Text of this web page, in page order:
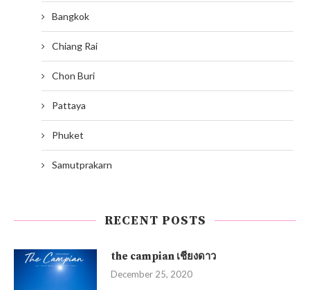
Bangkok
Chiang Rai
Chon Buri
Pattaya
Phuket
Samutprakarn
RECENT POSTS
the campian เชียงดาว
December 25, 2020